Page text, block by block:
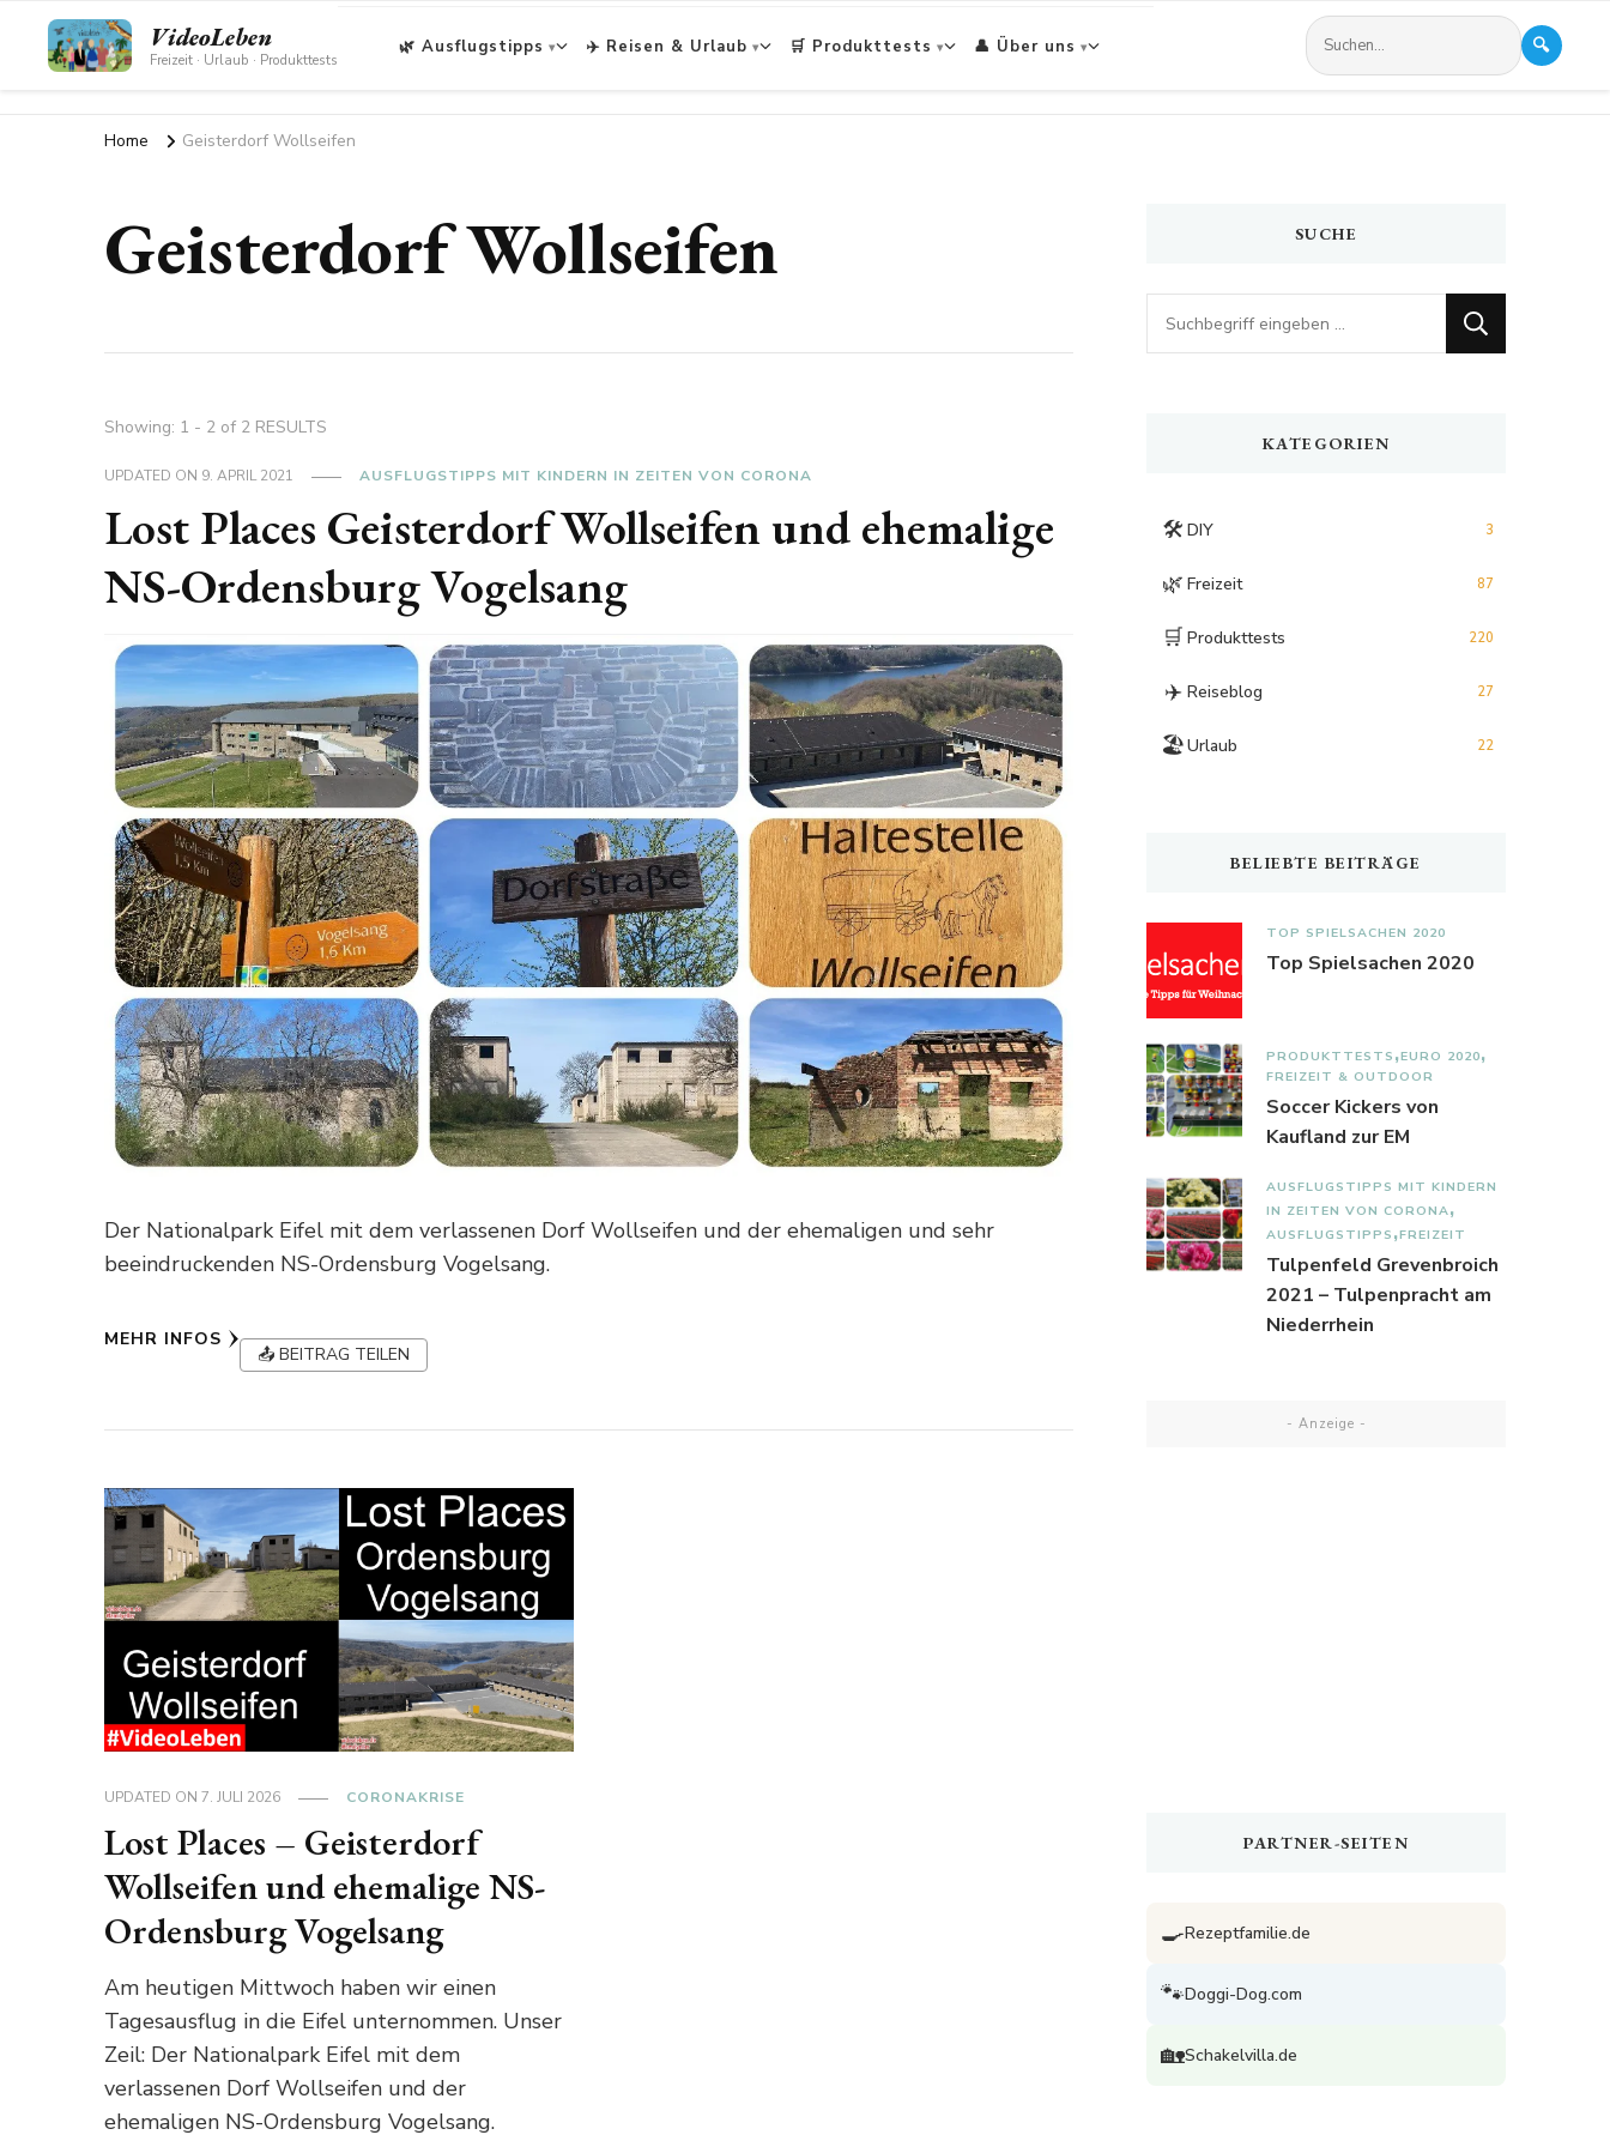
VideoLeben
Freizeit · Urlaub · Produkttests
🌿 Ausflugstipps ✈️ Reisen & Urlaub 🛒 Produkttests 👤 Über uns 🔍
Home Geisterdorf Wollseifen
Geisterdorf Wollseifen
Showing: 1 - 2 of 2 RESULTS
UPDATED ON 9. APRIL 2021 AUSFLUGSTIPPS MIT KINDERN IN ZEITEN VON CORONA
Lost Places Geisterdorf Wollseifen und ehemalige
NS-Ordensburg Vogelsang
Der Nationalpark Eifel mit dem verlassenen Dorf Wollseifen und der ehemaligen und sehr
beeindruckenden NS-Ordensburg Vogelsang.
MEHR INFOS
📤 BEITRAG TEILEN
UPDATED ON7. JULI 2026 CORONAKRISE
Lost Places – Geisterdorf
Wollseifen und ehemalige NS-
Ordensburg Vogelsang
Am heutigen Mittwoch haben wir einen
Tagesausflug in die Eifel unternommen. Unser
Zeil: Der Nationalpark Eifel mit dem
verlassenen Dorf Wollseifen und der
ehemaligen NS-Ordensburg Vogelsang.
SUCHE
Looking
for
KATEGORIEN
🛠️ DIY 3
🌿 Freizeit 87
🛒 Produkttests 220
✈️ Reiseblog 27
🏖️Urlaub 22
BELIEBTE BEITRÄGE
TOP SPIELSACHEN 2020
Top Spielsachen 2020
PRODUKTTESTS EURO 2020
FREIZEIT & OUTDOOR
Soccer Kickers von
Kaufland zur EM
AUSFLUGSTIPPS MIT KINDERN
IN ZEITEN VON CORONA
AUSFLUGSTIPPS FREIZEIT
Tulpenfeld Grevenbroich
2021 – Tulpenpracht am
Niederrhein
- Anzeige -
PARTNER-SEITEN
🍳Rezeptfamilie.de
🐾Doggi-Dog.com
🏡Schakelvilla.de